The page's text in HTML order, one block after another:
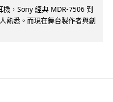
機，Sony 經典 MDR-7506 到
熟悉。而現在舞台製作者與創